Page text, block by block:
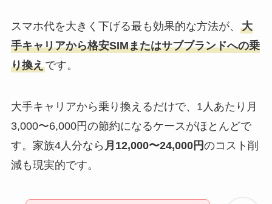
スマホ代を大きく下げる最も効果的な方法が、 大
手キャリアから格安SIMまたはサブブランドへの乗
り換えです。
大手キャリアから乗り換えるだけで、1人あたり月
3,000〜6,000円の節約になるケースがほとんどで
す。家族4人分なら 月12,000〜24,000円のコスト削
減も現実的です。